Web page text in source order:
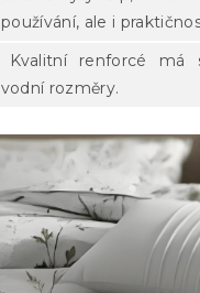
ale i
renforcé má
rozměry.